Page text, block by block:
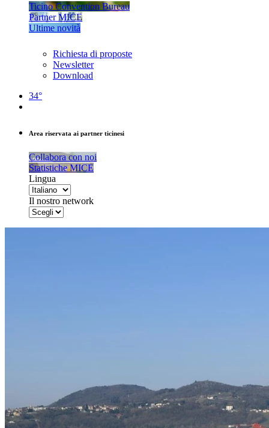
Ticino Convention Bureau
Partner MICE
Ultime novità
Richiesta di proposte
Newsletter
Download
34°
Area riservata ai partner ticinesi
Collabora con noi
Statistiche MICE
Lingua
Il nostro network